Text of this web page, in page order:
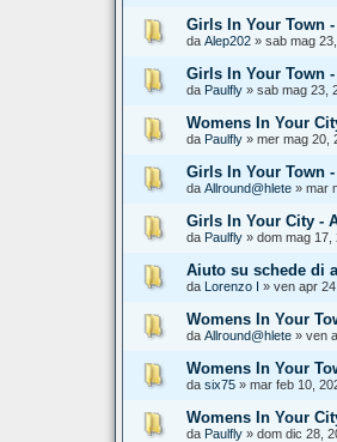
Girls In Your Town
da Alep202 » sab mag
Girls In Your Town
da Paulfly » sab mag 23,
Womens In Your
da Paulfly » mer mag 20,
Girls In Your Town
da Allround@hlete » mar
Girls In Your City -
da Paulfly » dom mag 17,
Aiuto su schede di
da Lorenzo I » ven apr
Womens In Your
da Allround@hlete » ven
Womens In Your
da six75 » mar feb 10,
Womens In Your
da Paulfly » dom dic 28,